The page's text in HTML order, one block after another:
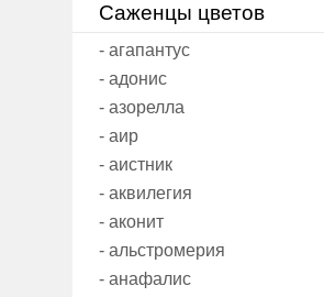
Саженцы цветов
- агапантус
- адонис
- азорелла
- аир
- аистник
- аквилегия
- аконит
- альстромерия
- анафалис